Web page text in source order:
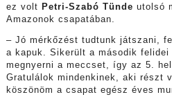
ez volt Petri-Szabó Tünde utolsó
Amazonok csapatában.
– Jó mérkőzést tudtunk játszani,
a kapuk. Sikerült a második felidei
megnyerni a meccset, így az 5.
Gratulálok mindenkinek, aki részt
köszönöm a csapat egész éves